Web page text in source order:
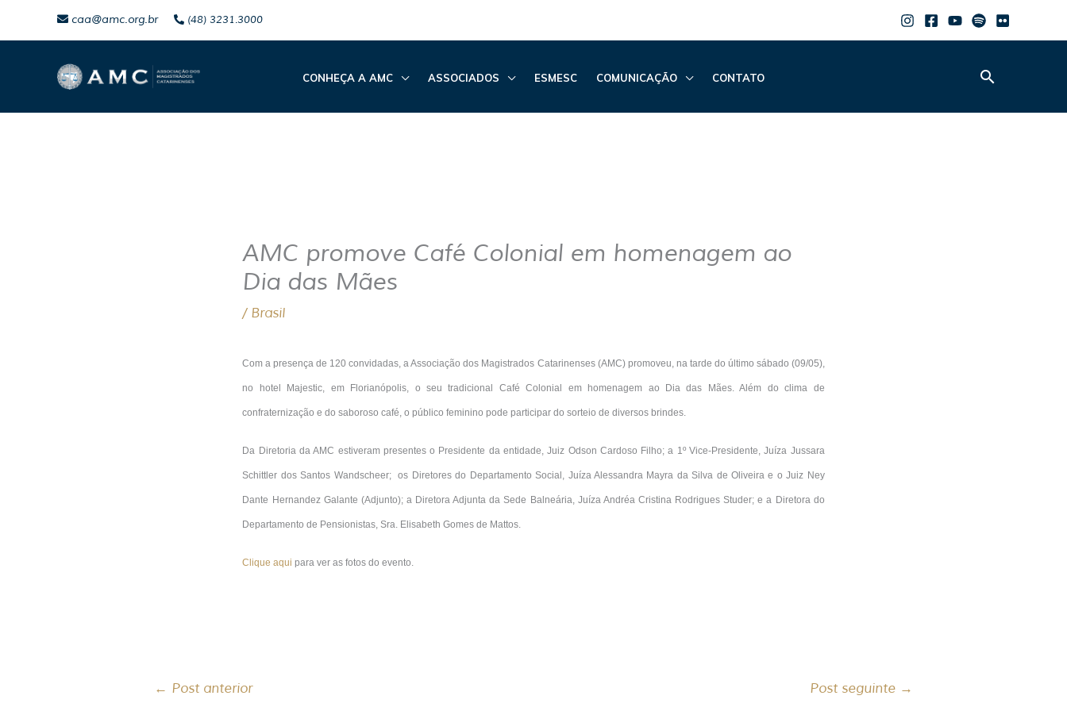
conteúdo
caa@amc.org.br (48) 3231.3000
CONHEÇA A AMC ASSOCIADOS ESMESC COMUNICAÇÃO CONTATO Pesquisar
AMC promove Café Colonial em homenagem ao
Dia das Mães
/ Brasil
Com a presença de 120 convidadas, a Associação dos Magistrados Catarinenses (AMC) promoveu, na tarde do último sábado (09/05),
no hotel Majestic, em Florianópolis, o seu tradicional Café Colonial em homenagem ao Dia das Mães. Além do clima de
confraternização e do saboroso café, o público feminino pode participar do sorteio de diversos brindes.
Da Diretoria da AMC estiveram presentes o Presidente da entidade, Juiz Odson Cardoso Filho; a 1º Vice-Presidente, Juíza Jussara
Schittler dos Santos Wandscheer; os Diretores do Departamento Social, Juíza Alessandra Mayra da Silva de Oliveira e o Juiz Ney
Dante Hernandez Galante (Adjunto); a Diretora Adjunta da Sede Balneária, Juíza Andréa Cristina Rodrigues Studer; e a Diretora do
Departamento de Pensionistas, Sra. Elisabeth Gomes de Mattos.
Clique aqui para ver as fotos do evento.
← Post anterior Post seguinte →